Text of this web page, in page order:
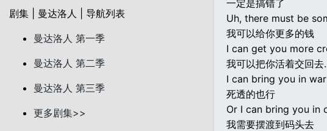
剧集 | 曼达洛人 | 导航列表
曼达洛人 第一季
曼达洛人 第二季
曼达洛人 第三季
更多剧集>>
一定是搞错了
Uh, there must be
我可以给你更多的钱
I can get you more
我可以把你活着交回去
I can bring you in
死透的也行
Or I can bring you in
我需要摆渡到码头去